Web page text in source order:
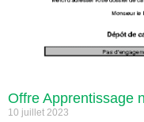
Offre Apprentissage
10 juillet 2023